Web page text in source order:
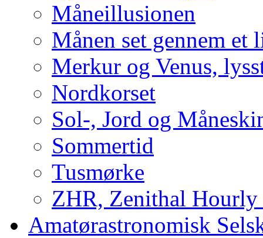
Måneillusionen
Månen set gennem et
Merkur og Venus,
Nordkorset
Sol-, Jord og
Sommertid
Tusmørke
ZHR, Zenithal Hourly
Amatørastronomisk